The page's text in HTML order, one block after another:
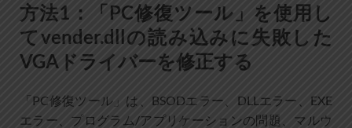
方法1：「PC修復ツール」を使用し
てvender.dllの読み込みに失敗した
VGAドライバーを修正する
「PC修復ツール」は、BSODエラー、DLLエラー、EXE
エラー、プログラム/アプリケーションの問題、マルウ